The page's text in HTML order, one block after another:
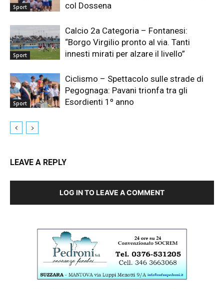
Sport
col Dossena
Sport
Calcio 2a Categoria – Fontanesi:
“Borgo Virgilio pronto al via. Tanti
innesti mirati per alzare il livello”
Sport
Ciclismo – Spettacolo sulle strade di
Pegognaga: Pavani trionfa tra gli
Esordienti 1º anno
LEAVE A REPLY
LOG IN TO LEAVE A COMMENT